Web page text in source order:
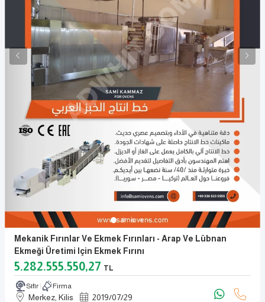
Mekanik Fırınlar Ve Ekmek Fırınları - Arap Ve Lübnan
Ekmeği Üretimi Için Ekmek Fırını
5.282.555.550,27 TL
Sıfır Firma
Merkez, Kilis 2019/07/29